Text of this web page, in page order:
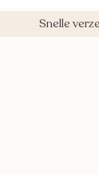
Snelle